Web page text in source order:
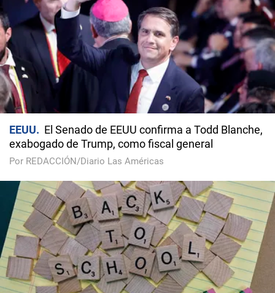
EEUU
El Senado de EEUU confirma a Todd Blanche,
exabogado de Trump, como fiscal general
Por REDACCIÓN/Diario Las Américas